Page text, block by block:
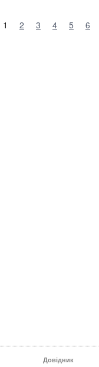
1 2 3 4 5 6
Довідник